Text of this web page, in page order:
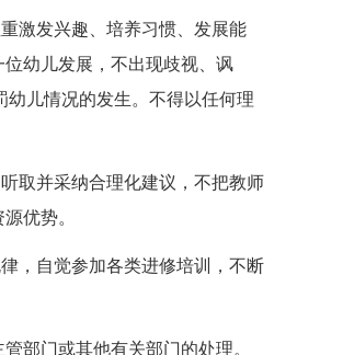
激发兴趣、培养习惯、发展能
幼儿发展，不出现歧视、讽
儿情况的发生。不得以任何理
取并采纳合理化建议，不把教师
优势。
，自觉参加各类进修培训，不断
门或其他有关部门的处理。